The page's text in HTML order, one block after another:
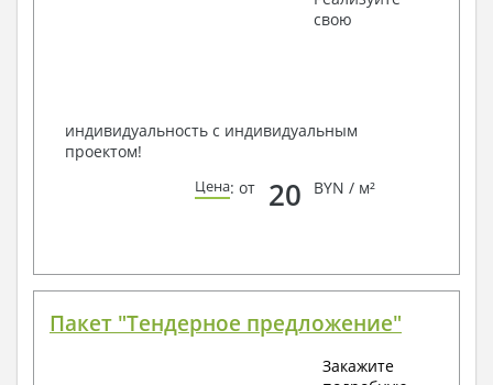
наших специалистов, Вы можете любым
свою
индивидуальность с индивидуальным
проектом!
Цена: от 20 BYN / м²
Пакет "Тендерное предложение"
Закажите